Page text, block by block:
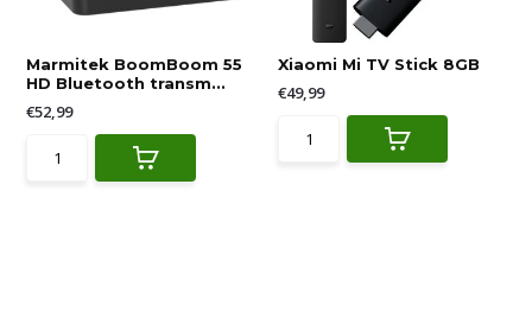
Marmitek BoomBoom 55
HD Bluetooth transm...
€52,99
Xiaomi Mi TV Stick 8GB
€49,99